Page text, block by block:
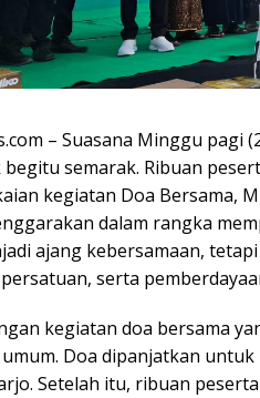
– Suasana Minggu pagi
semarak. Ribuan
kegiatan Doa Bersama,
dalam rangka
ajang kebersamaan,
serta
kegiatan doa bersama
Doa dipanjatkan
Setelah itu, ribuan